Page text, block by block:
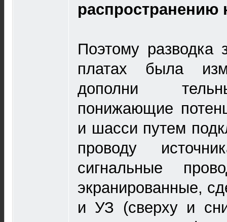
распространению
Поэтому разводка
платах была
дополни
понижающие
и шасси путем
проводу
сигнальные
экранированные,
и УЗ (сверху и